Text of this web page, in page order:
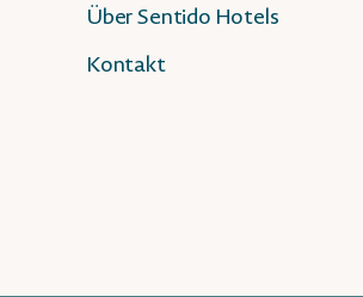
Über Sentido Hotels
Kontakt